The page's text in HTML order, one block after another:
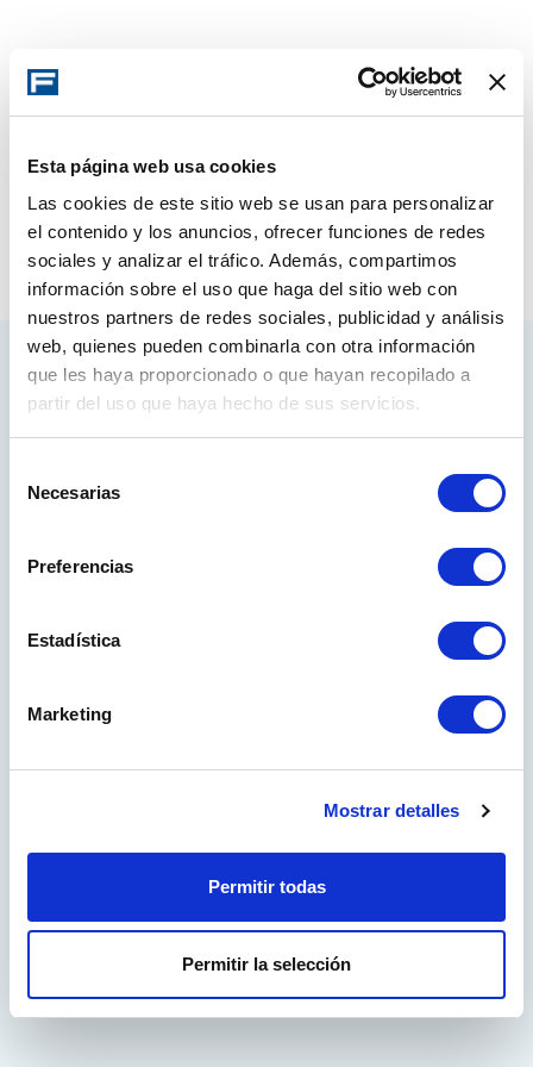
Esta página web usa cookies
Las cookies de este sitio web se usan para personalizar
el contenido y los anuncios, ofrecer funciones de redes
sociales y analizar el tráfico. Además, compartimos
información sobre el uso que haga del sitio web con
nuestros partners de redes sociales, publicidad y análisis
web, quienes pueden combinarla con otra información
que les haya proporcionado o que hayan recopilado a
partir del uso que haya hecho de sus servicios.
Necesarias
Preferencias
Estadística
Marketing
Mostrar detalles
Permitir todas
Permitir la selección
Access your account
Have you forgotten your password?
Don't have an account yet?
ProElite is an online tool to design and quote Marine Elite
entrance panels in an easy and intuitive way
REGISTER